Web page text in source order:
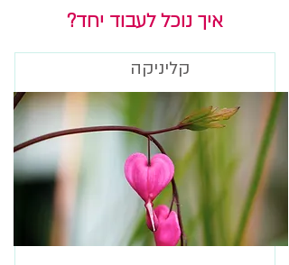
איך נוכל לעבוד יחד?
קליניקה